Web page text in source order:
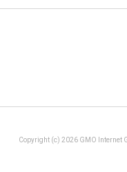
Copyright (c) 2026 GMO Internet